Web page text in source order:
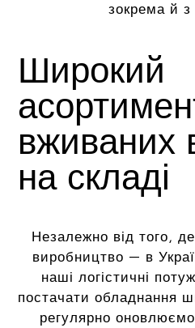
зокрема й з
Широкий
вживаних
на складі
Незалежно від того,
виробництво — в
наші логістичні
постачати обладнання
регулярно